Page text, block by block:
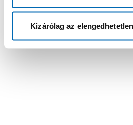
Kizárólag az